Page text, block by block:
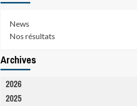
News
Nos résultats
Archives
2026
2025